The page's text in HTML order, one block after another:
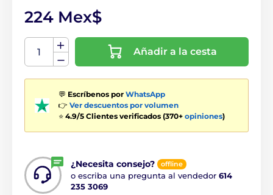
224 Mex$
Añadir a la cesta
💬 Escríbenos por WhatsApp
👉 Ver descuentos por volumen
⭐ 4.9/5 Clientes verificados (370+ opiniones)
¿Necesita consejo? offline
o escriba una pregunta al vendedor 614
235 3069